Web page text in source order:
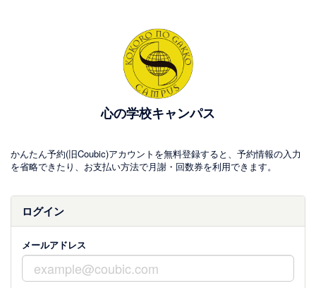
心の学校キャンパス
かんたん予約(旧Coubic)アカウントを無料登録すると、予約情報の入力
を省略できたり、お支払い方法で月謝・回数券を利用できます。
ログイン
メールアドレス